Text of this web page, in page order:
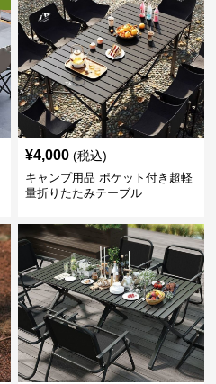
¥4,000 (税込)
キャンプ用品 ポケット付き超軽
量折りたたみテーブル